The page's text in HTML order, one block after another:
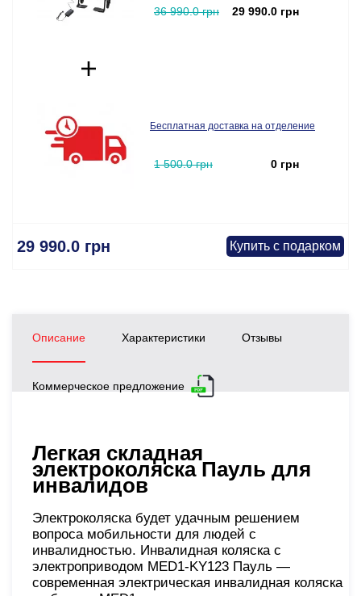
36 990.0 грн 29 990.0 грн
Бесплатная доставка на отделение
1 500.0 грн 0 грн
29 990.0 грн Купить с подарком
Описание Характеристики Отзывы
Коммерческое предложение
Легкая складная
электроколяска Пауль для
инвалидов
Электроколяска будет удачным решением
вопроса мобильности для людей с
инвалидностью. Инвалидная коляска с
электроприводом MED1-KY123 Пауль —
современная электрическая инвалидная коляска